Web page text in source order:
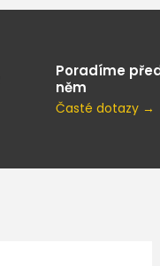
Poradíme
něm
Časté dotazy →